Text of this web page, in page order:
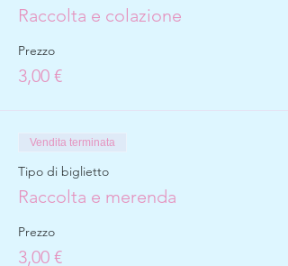
Raccolta e colazione
Prezzo
3,00 €
Vendita terminata
Tipo di biglietto
Raccolta e merenda
Prezzo
3,00 €